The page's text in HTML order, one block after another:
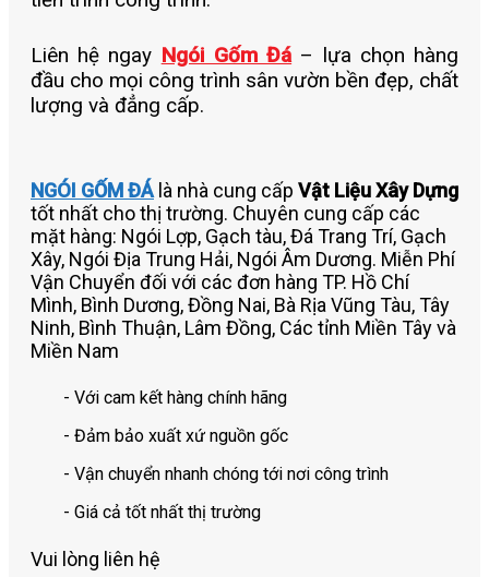
Liên hệ ngay Ngói Gốm Đá– lựa chọn hàng
đầu cho mọi công trình sân vườn bền đẹp, chất
lượng và đẳng cấp.
NGÓI GỐM ĐÁ là nhà cung cấp Vật Liệu Xây Dựng
tốt nhất cho thị trường. Chuyên cung cấp các
mặt hàng: Ngói Lợp, Gạch tàu, Đá Trang Trí, Gạch
Xây, Ngói Địa Trung Hải, Ngói Âm Dương. Miễn Phí
Vận Chuyển đối với các đơn hàng TP. Hồ Chí
Mình, Bình Dương, Đồng Nai, Bà Rịa Vũng Tàu, Tây
Ninh, Bình Thuận, Lâm Đồng, Các tỉnh Miền Tây và
Miền Nam
- Với cam kết hàng chính hãng
- Đảm bảo xuất xứ nguồn gốc
- Vận chuyển nhanh chóng tới nơi công trình
- Giá cả tốt nhất thị trường
Vui lòng liên hệ